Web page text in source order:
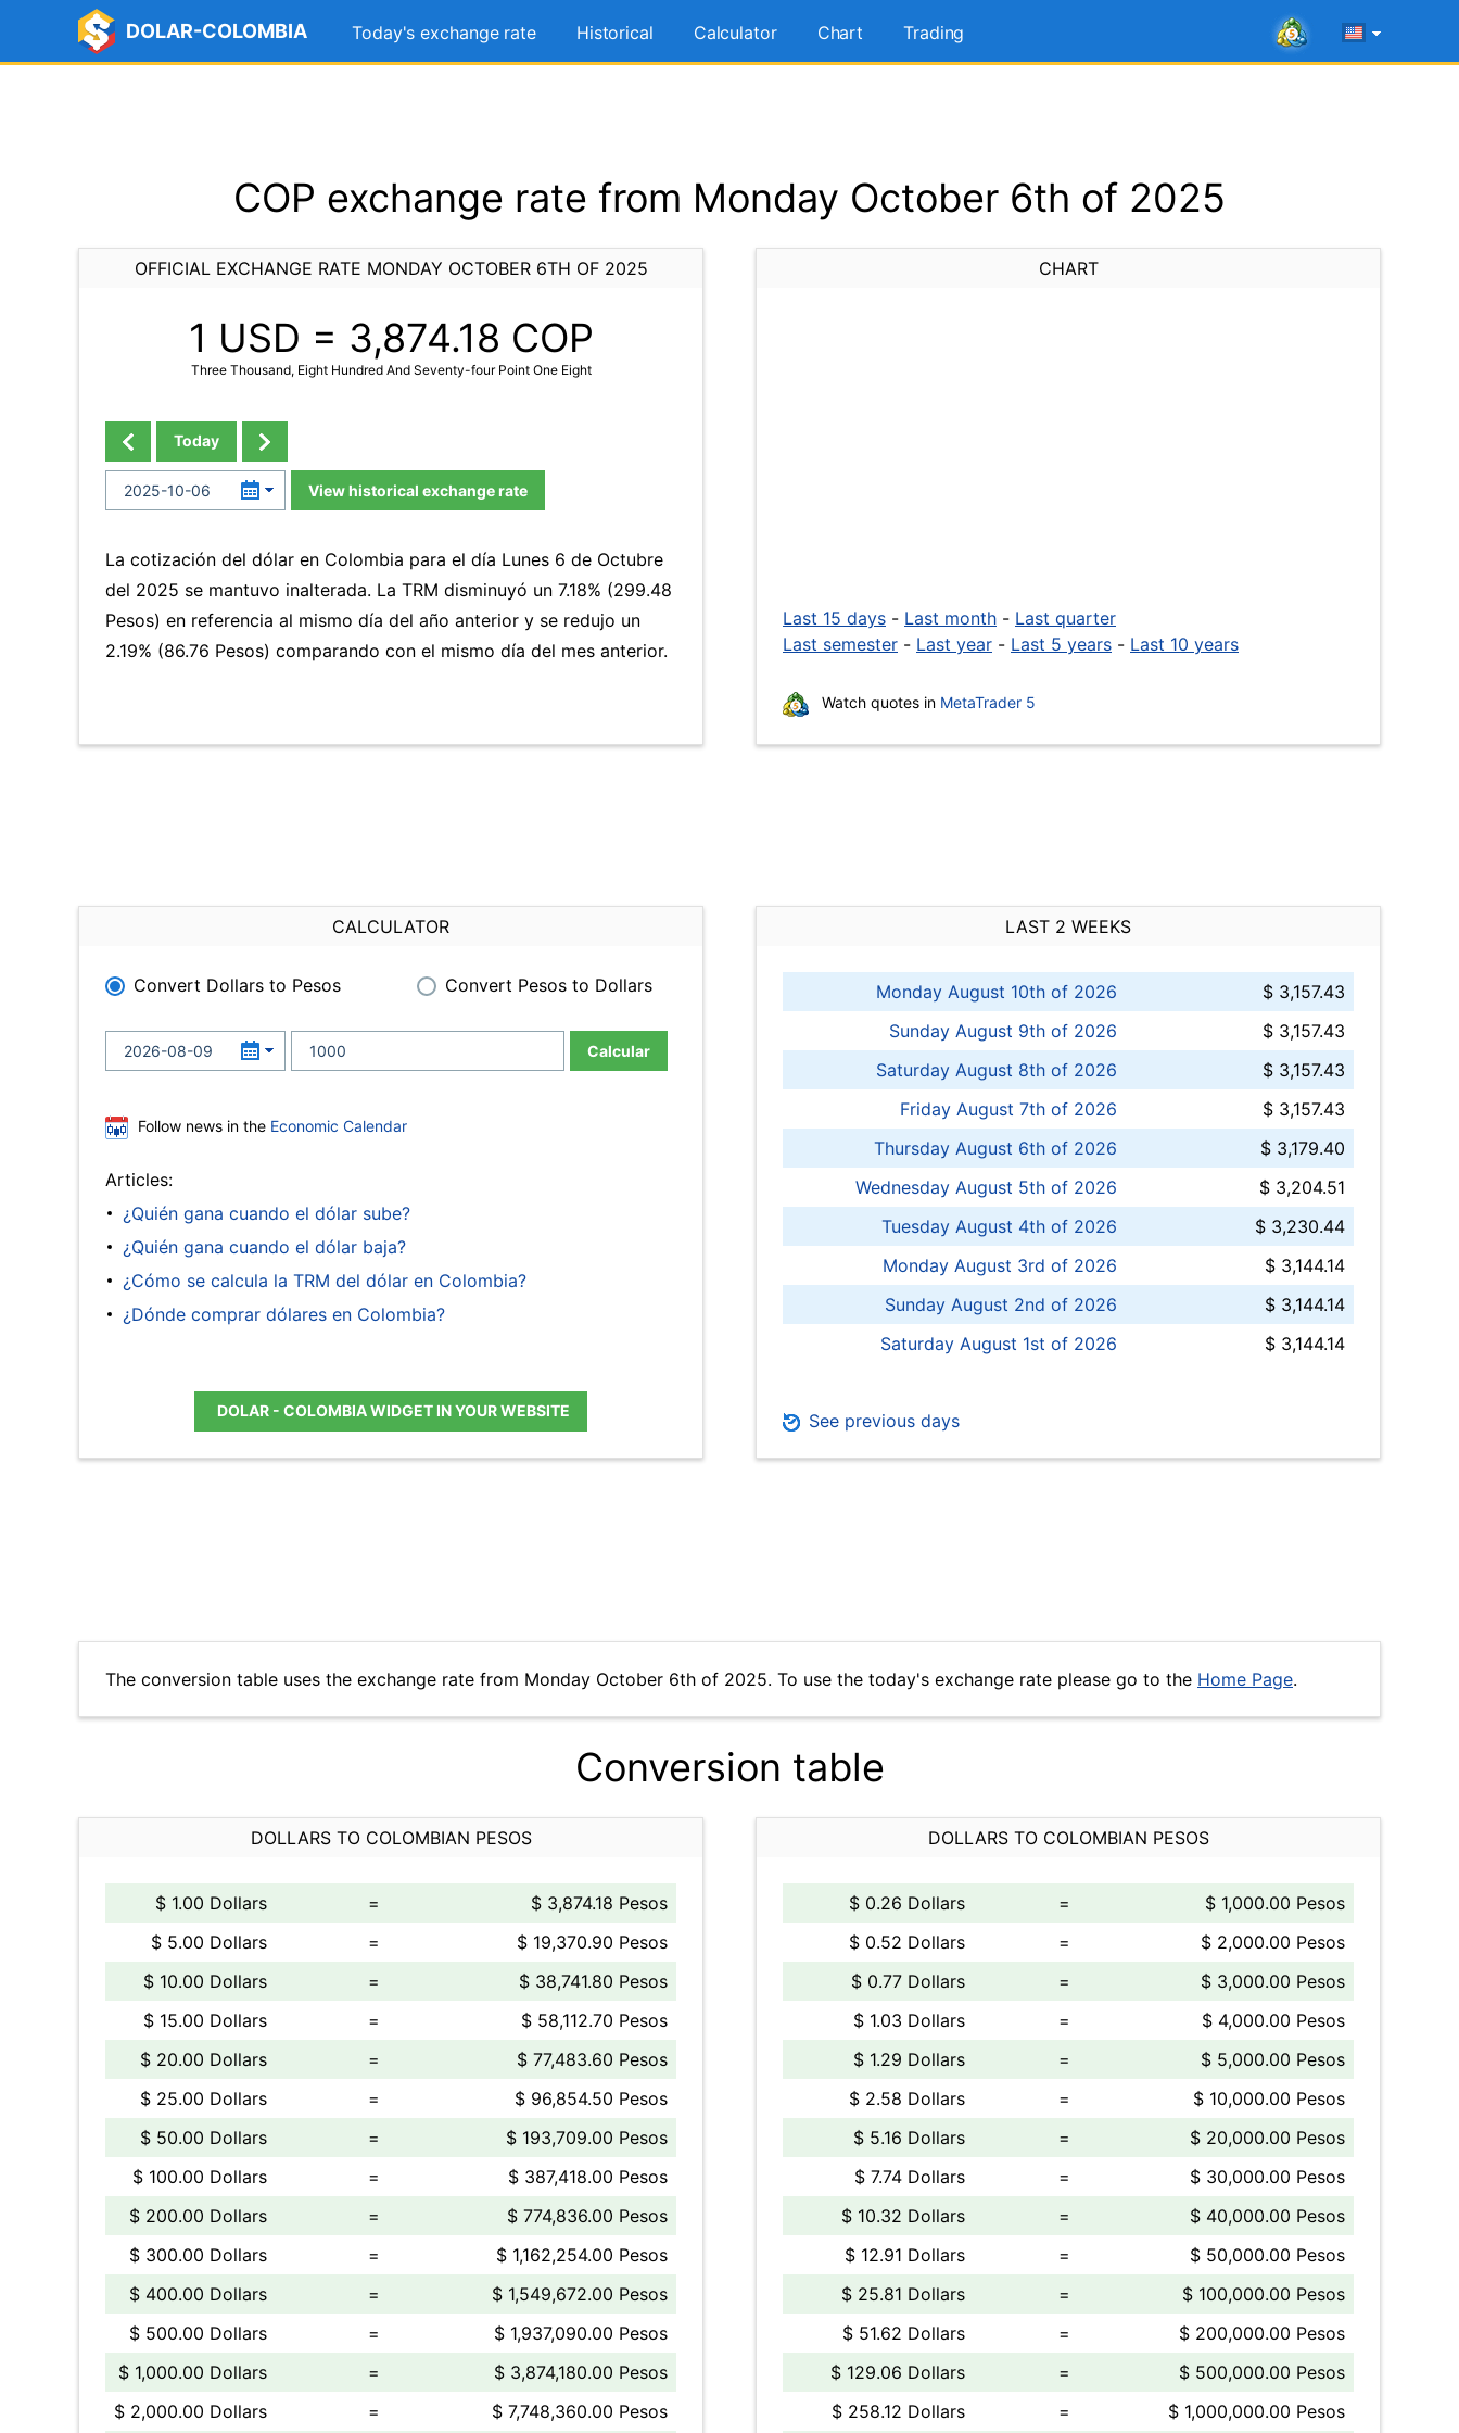
DOLAR-COLOMBIA Today's exchange rate Historical Calculator Chart Trading
COP exchange rate from Monday October 6th of 2025
OFFICIAL EXCHANGE RATE MONDAY OCTOBER 6TH OF 2025
1 USD = 3,874.18 COP
Three Thousand, Eight Hundred And Seventy-four Point One Eight
Today
View historical exchange rate
La cotización del dólar en Colombia para el día Lunes 6 de Octubre
del 2025 se mantuvo inalterada. La TRM disminuyó un 7.18% (299.48
Pesos) en referencia al mismo día del año anterior y se redujo un
2.19% (86.76 Pesos) comparando con el mismo día del mes anterior.
CHART
Last 15 days - Last month - Last quarter
Last semester - Last year - Last 5 years - Last 10 years
Watch quotes in MetaTrader 5
CALCULATOR
Convert Dollars to Pesos Convert Pesos to Dollars
Calcular
Follow news in the Economic Calendar
Articles:
¿Quién gana cuando el dólar sube?
¿Quién gana cuando el dólar baja?
¿Cómo se calcula la TRM del dólar en Colombia?
¿Dónde comprar dólares en Colombia?
DOLAR - COLOMBIA WIDGET IN YOUR WEBSITE
LAST 2 WEEKS
Monday August 10th of 2026
$ 3,157.43
Sunday August 9th of 2026
$ 3,157.43
Saturday August 8th of 2026
$ 3,157.43
Friday August 7th of 2026
$ 3,157.43
Thursday August 6th of 2026
$ 3,179.40
Wednesday August 5th of 2026
$ 3,204.51
Tuesday August 4th of 2026
$ 3,230.44
Monday August 3rd of 2026
$ 3,144.14
Sunday August 2nd of 2026
$ 3,144.14
Saturday August 1st of 2026
$ 3,144.14
See previous days
The conversion table uses the exchange rate from Monday October 6th of 2025. To use the today's exchange rate please go to the Home Page.
Conversion table
DOLLARS TO COLOMBIAN PESOS
$ 1.00 Dollars =
$ 3,874.18 Pesos
$ 5.00 Dollars
=
$ 19,370.90 Pesos
$ 10.00 Dollars
=
$ 38,741.80 Pesos
$ 15.00 Dollars
=
$ 58,112.70 Pesos
$ 20.00 Dollars
=
$ 77,483.60 Pesos
$ 25.00 Dollars
=
$ 96,854.50 Pesos
$ 50.00 Dollars
=
$ 193,709.00 Pesos
$ 100.00 Dollars
=
$ 387,418.00 Pesos
$ 200.00 Dollars
=
$ 774,836.00 Pesos
$ 300.00 Dollars
=
$ 1,162,254.00 Pesos
$ 400.00 Dollars
=
$ 1,549,672.00 Pesos
$ 500.00 Dollars
=
$ 1,937,090.00 Pesos
$ 1,000.00 Dollars
=
$ 3,874,180.00 Pesos
$ 2,000.00 Dollars
= $ 7,748,360.00 Pesos
DOLLARS TO COLOMBIAN PESOS
$ 0.26 Dollars =
$ 1,000.00 Pesos
$ 0.52 Dollars
=
$ 2,000.00 Pesos
$ 0.77 Dollars
=
$ 3,000.00 Pesos
$ 1.03 Dollars
=
$ 4,000.00 Pesos
$ 1.29 Dollars
=
$ 5,000.00 Pesos
$ 2.58 Dollars
=
$ 10,000.00 Pesos
$ 5.16 Dollars
=
$ 20,000.00 Pesos
$ 7.74 Dollars
=
$ 30,000.00 Pesos
$ 10.32 Dollars
=
$ 40,000.00 Pesos
$ 12.91 Dollars
=
$ 50,000.00 Pesos
$ 25.81 Dollars
=
$ 100,000.00 Pesos
$ 51.62 Dollars
=
$ 200,000.00 Pesos
$ 129.06 Dollars
=
$ 500,000.00 Pesos
$ 258.12 Dollars
= $ 1,000,000.00 Pesos